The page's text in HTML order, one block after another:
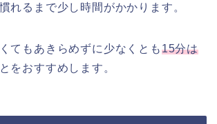
れるまで少し時間がかかります。
てもあきらめずに 少なくとも15分は
をおすすめします。